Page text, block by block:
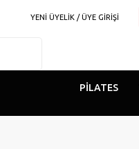
YENİ ÜYELİK / ÜYE GİRİŞİ
PILATES